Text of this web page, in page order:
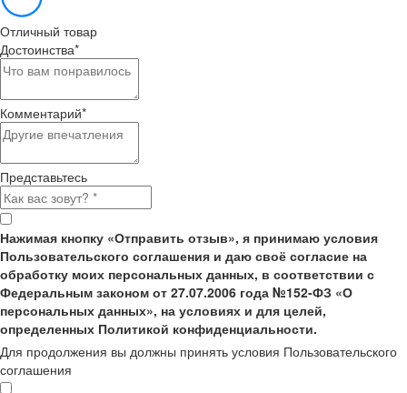
Отличный товар
Достоинства*
Комментарий*
Представьтесь
Нажимая кнопку «Отправить отзыв», я принимаю условия
Пользовательского соглашения и даю своё согласие на
обработку моих персональных данных, в соответствии с
Федеральным законом от 27.07.2006 года №152-ФЗ «О
персональных данных», на условиях и для целей,
определенных Политикой конфиденциальности.
Для продолжения вы должны принять условия Пользовательского
соглашения